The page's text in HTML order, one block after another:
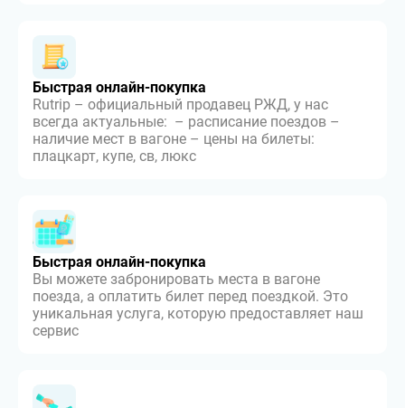
Быстрая онлайн-покупка
Rutrip – официальный продавец РЖД, у нас
всегда актуальные: – расписание поездов –
наличие мест в вагоне – цены на билеты:
плацкарт, купе, св, люкс
Быстрая онлайн-покупка
Вы можете забронировать места в вагоне
поезда, а оплатить билет перед поездкой. Это
уникальная услуга, которую предоставляет наш
сервис